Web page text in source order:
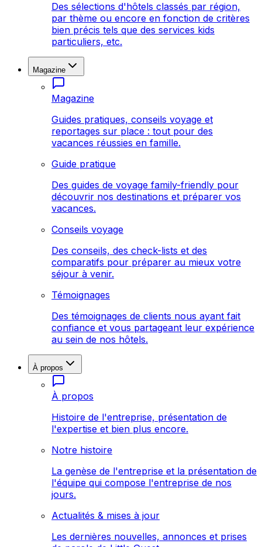
Des sélections d'hôtels classés par région,
par thème ou encore en fonction de critères
bien précis tels que des services kids
particuliers, etc.
Magazine
Magazine
Guides pratiques, conseils voyage et
reportages sur place : tout pour des
vacances réussies en famille.
Guide pratique
Des guides de voyage family-friendly pour
découvrir nos destinations et préparer vos
vacances.
Conseils voyage
Des conseils, des check-lists et des
comparatifs pour préparer au mieux votre
séjour à venir.
Témoignages
Des témoignages de clients nous ayant fait
confiance et vous partageant leur expérience
au sein de nos hôtels.
À propos
À propos
Histoire de l'entreprise, présentation de
l'expertise et bien plus encore.
Notre histoire
La genèse de l'entreprise et la présentation de
l'équipe qui compose l'entreprise de nos
jours.
Actualités & mises à jour
Les dernières nouvelles, annonces et prises